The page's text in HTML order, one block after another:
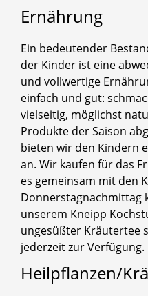
Ernährung
Ein bedeutender
der Kinder ist eine
und vollwertige
einfach und gut:
vielseitig, möglichst
Produkte der Saison
bieten wir den Kindern
an. Wir kaufen für das
es gemeinsam mit den
Donnerstagnachmittag
unserem Kneipp
ungesüßter Kräutertee
jederzeit zur Verfügung.
Heilpflanzen/